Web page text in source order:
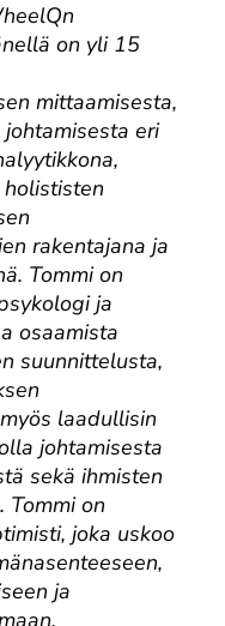
on yli 15
mittaamisesta,
eri
rakentajana ja
Tommi on
ja
osaamista
suunnittelusta,
laadullisin
johtamisesta
sekä ihmisten
Tommi on
joka uskoo
ja